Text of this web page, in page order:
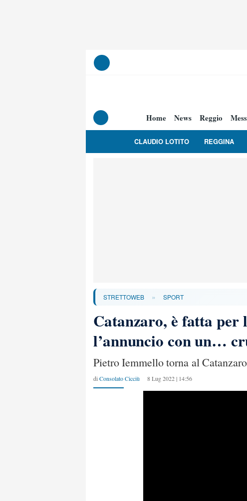
Home News Reggio
CLAUDIO LOTITO REGGINA
STRETTOWEB » SPORT
Catanzaro, è fatta
l’annuncio con un…
Pietro Iemmello torna al
di Consolato Cicciù 8 Lug 2022 | 14:56